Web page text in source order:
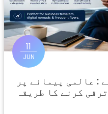
11
JUN
: عالمی پیمانے پر
ترقی کرنے کا طریقہ